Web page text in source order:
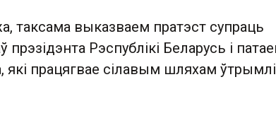
таксама выказваем пратэст супраць
Рэспублікі Беларусь і
які працягвае сілавым шляхам